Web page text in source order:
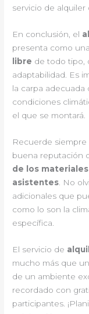
servicio de alquiler
En conclusión, el
presenta como una
libre de todo tipo,
adaptabilidad. Es
la carpa
condiciones
el que se montará.
Recuerde
buena reputación
de los materiales
asistentes. No
adicionales que
como lo son la
específica.
El servicio de
mucho más que
de un ambiente
recordado con
participantes.